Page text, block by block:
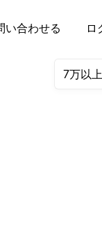
い合わせる ロ